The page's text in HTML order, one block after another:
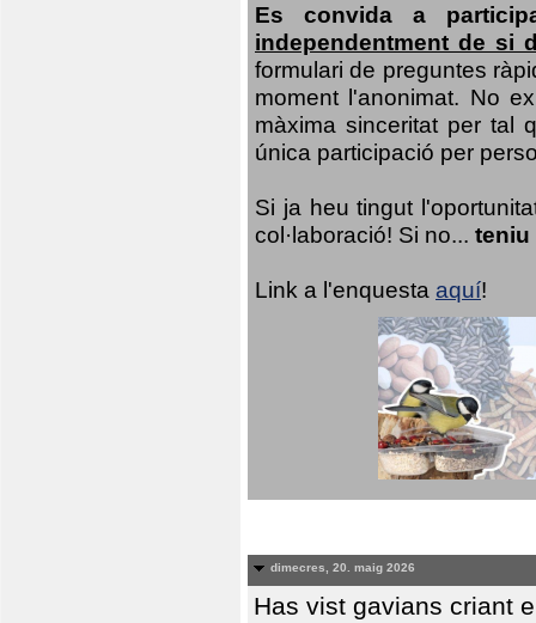
Es convida a
independentment de si
formulari de preguntes
moment l'anonimat. No
màxima sinceritat per tal
única participació per
Si ja heu tingut
col·laboració! Si no... teniu
Link a l'enquesta aquí!
dimecres, 20. maig 2026
Has vist gavians criant